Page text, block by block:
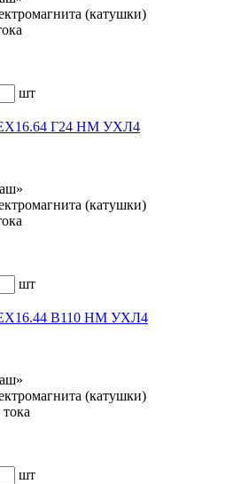
(катушки)
шт
Г24 НМ УХЛ4
(катушки)
шт
В110 НМ УХЛ4
(катушки)
шт